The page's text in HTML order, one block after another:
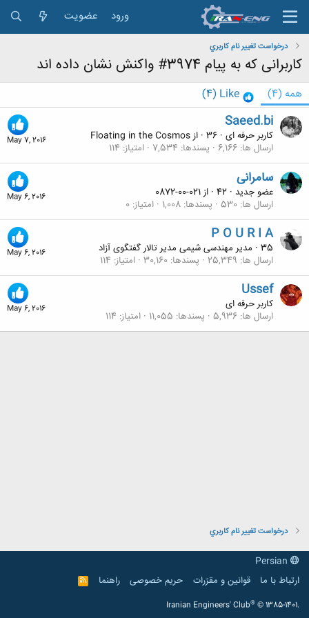
ورود عضویت
درخواست تغيير نام كاربري
کاربرانی که به پیام 3974# واکنش نشان داده اند
همه (4)
Like
(4)
May 7, 2016
Saeed.bi
کاربر حرفه ای ·
· ازFloating in the Cosmos
ارسال ها 6,166 پسندها 7,534 امتیاز 114
May 6, 2016
سامرانی
عضو جدید ·
· از021-00-0872
ارسال ها 530 پسندها 1,008 امتیاز 0
May 6, 2016
P O U R I A
مدیر مهندسی شیمی مدیر تالار گفتگوی آزاد · 35
ارسال ها 25,349 پسندها 30,160 امتیاز 114
May 6, 2016
Ussef
کاربر حرفه ای
ارسال ها 5,936 پسندها 11,055 امتیاز 114
درخواست تغيير نام كاربري
ارتباط با ما
قوانین و مقرّرات حریم خصوصی راهنما
R
S
Iranian Engineers' Club® © 1385-1401.